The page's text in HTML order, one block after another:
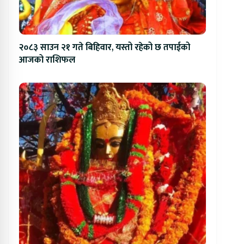
२०८३ साउन २१ गते बिहिवार, यस्तो रहेको छ तपाईको
आजको राशिफल